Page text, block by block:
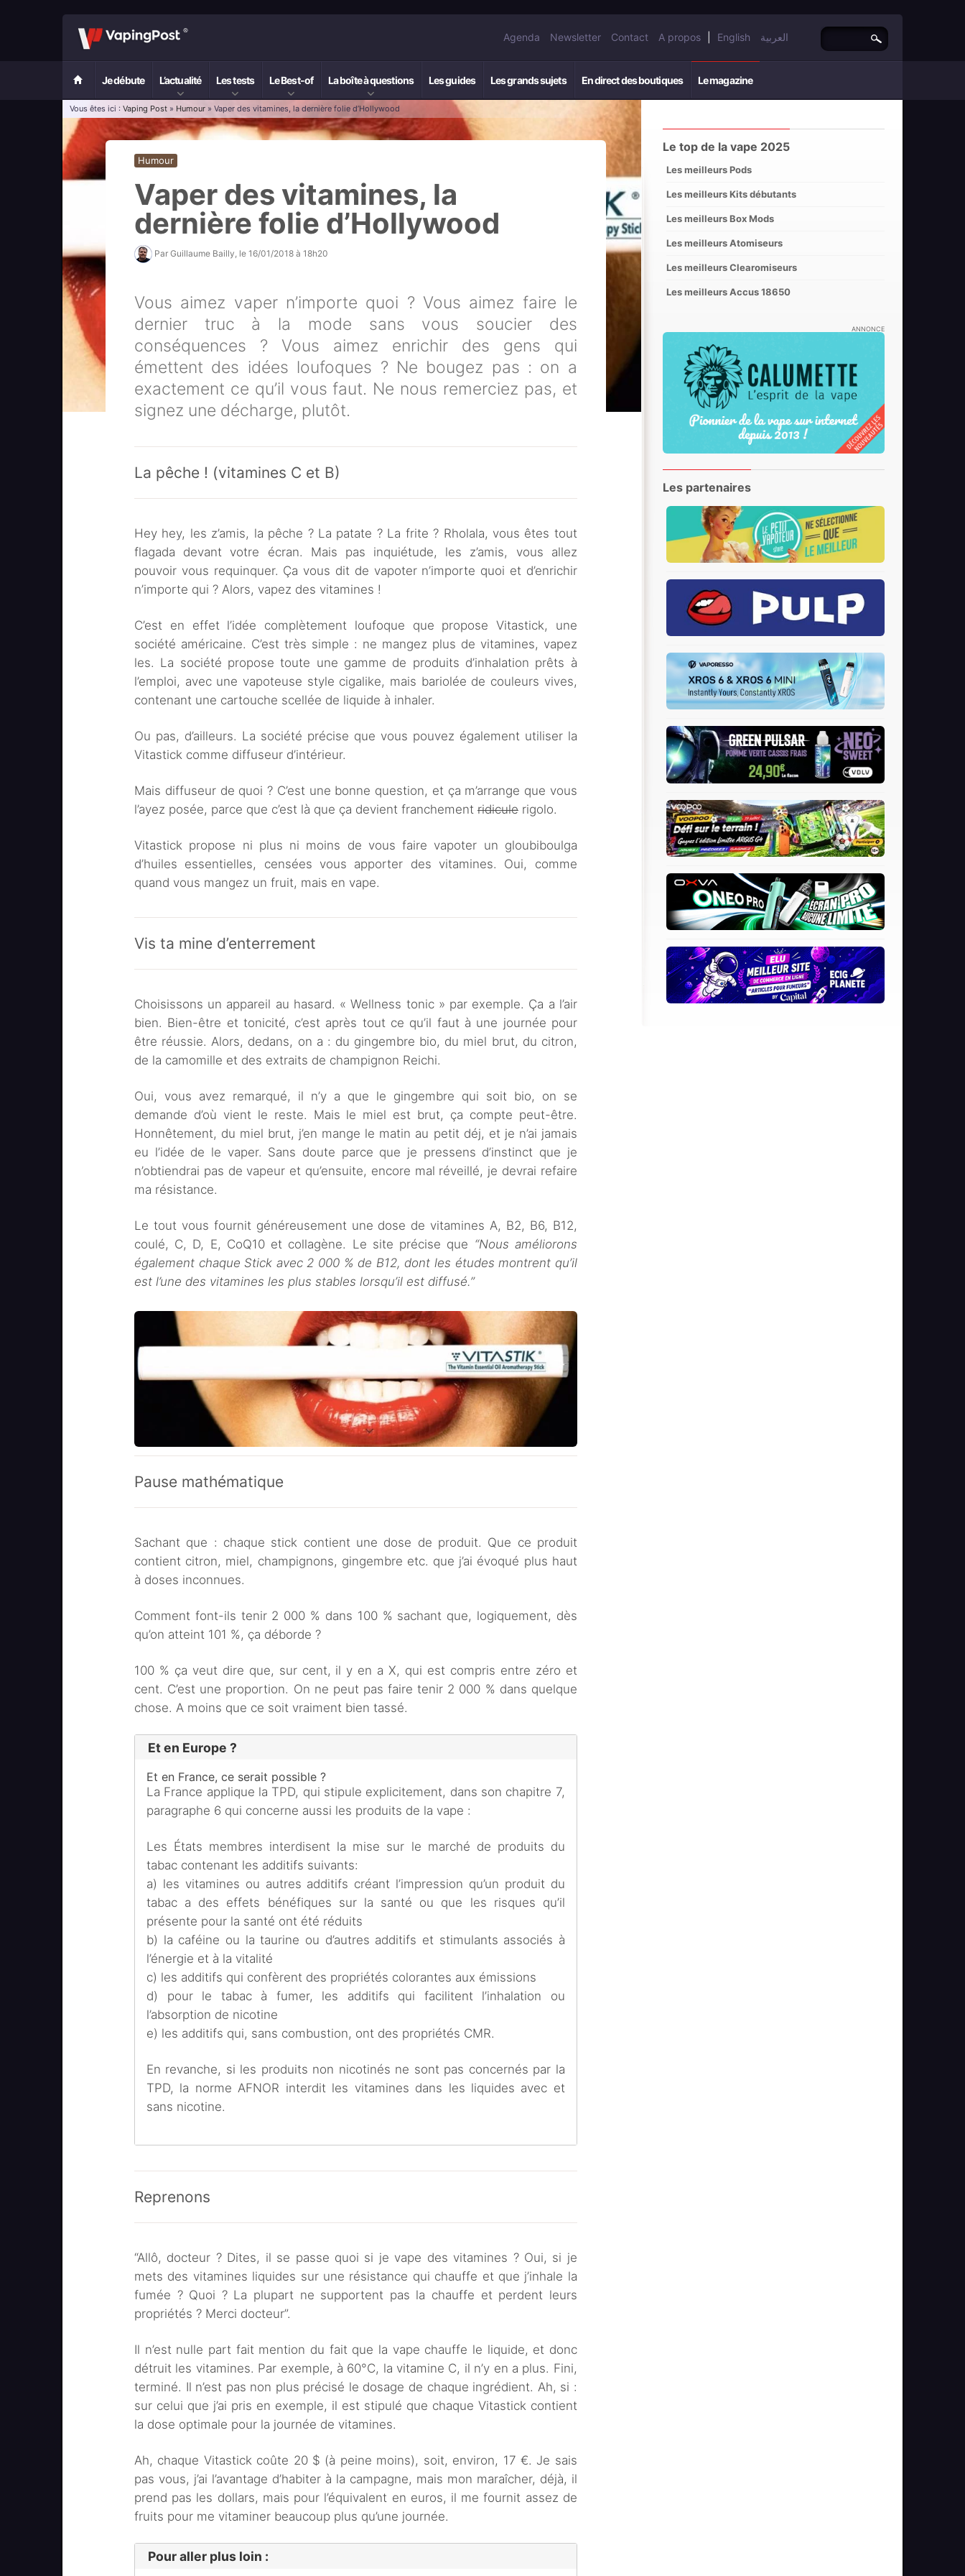
Agenda Newsletter Contact A propos English العربية
Je débute L’actualité Les tests Le Best-of La boîte à questions Les guides Les grands sujets En direct des boutiques Le magazine
Vous êtes ici : Vaping Post » Humour » Vaper des vitamines, la dernière folie d’Hollywood
Humour
Vaper des vitamines, la
dernière folie d’Hollywood
Par Guillaume Bailly , le 16/01/2018 à 18h20
Vous aimez vaper n’importe quoi ? Vous aimez faire le
dernier truc à la mode sans vous soucier des
conséquences ? Vous aimez enrichir des gens qui
émettent des idées loufoques ? Ne bougez pas : on a
exactement ce qu’il vous faut. Ne nous remerciez pas, et
signez une décharge, plutôt.
La pêche ! (vitamines C et B)
Hey hey, les z’amis, la pêche ? La patate ? La frite ? Rholala, vous êtes tout
flagada devant votre écran. Mais pas inquiétude, les z’amis, vous allez
pouvoir vous requinquer. Ça vous dit de vapoter n’importe quoi et d’enrichir
n’importe qui ? Alors, vapez des vitamines !
C’est en effet l’idée complètement loufoque que propose Vitastick, une
société américaine. C’est très simple : ne mangez plus de vitamines, vapez
les. La société propose toute une gamme de produits d’inhalation prêts à
l’emploi, avec une vapoteuse style cigalike, mais bariolée de couleurs vives,
contenant une cartouche scellée de liquide à inhaler.
Ou pas, d’ailleurs. La société précise que vous pouvez également utiliser la
Vitastick comme diffuseur d’intérieur.
Mais diffuseur de quoi ? C’est une bonne question, et ça m’arrange que vous
l’ayez posée, parce que c’est là que ça devient franchement ridicule rigolo.
Vitastick propose ni plus ni moins de vous faire vapoter un gloubiboulga
d’huiles essentielles, censées vous apporter des vitamines. Oui, comme
quand vous mangez un fruit, mais en vape.
Vis ta mine d’enterrement
Choisissons un appareil au hasard. « Wellness tonic » par exemple. Ça a l’air
bien. Bien-être et tonicité, c’est après tout ce qu’il faut à une journée pour
être réussie. Alors, dedans, on a : du gingembre bio, du miel brut, du citron,
de la camomille et des extraits de champignon Reichi.
Oui, vous avez remarqué, il n’y a que le gingembre qui soit bio, on se
demande d’où vient le reste. Mais le miel est brut, ça compte peut-être.
Honnêtement, du miel brut, j’en mange le matin au petit déj, et je n’ai jamais
eu l’idée de le vaper. Sans doute parce que je pressens d’instinct que je
n’obtiendrai pas de vapeur et qu’ensuite, encore mal réveillé, je devrai refaire
ma résistance.
Le tout vous fournit généreusement une dose de vitamines A, B2, B6, B12,
coulé, C, D, E, CoQ10 et collagène. Le site précise que “Nous améliorons
également chaque Stick avec 2 000 % de B12, dont les études montrent qu’il
est l’une des vitamines les plus stables lorsqu’il est diffusé.”
Pause mathématique
Sachant que : chaque stick contient une dose de produit. Que ce produit
contient citron, miel, champignons, gingembre etc. que j’ai évoqué plus haut
à doses inconnues.
Comment font-ils tenir 2 000 % dans 100 % sachant que, logiquement, dès
qu’on atteint 101 %, ça déborde ?
100 % ça veut dire que, sur cent, il y en a X, qui est compris entre zéro et
cent. C’est une proportion. On ne peut pas faire tenir 2 000 % dans quelque
chose. A moins que ce soit vraiment bien tassé.
Et en Europe ?
Et en France, ce serait possible ?
La France applique la TPD, qui stipule explicitement, dans son chapitre 7,
paragraphe 6 qui concerne aussi les produits de la vape :
Les États membres interdisent la mise sur le marché de produits du
tabac contenant les additifs suivants:
a) les vitamines ou autres additifs créant l’impression qu’un produit du
tabac a des effets bénéfiques sur la santé ou que les risques qu’il
présente pour la santé ont été réduits
b) la caféine ou la taurine ou d’autres additifs et stimulants associés à
l’énergie et à la vitalité
c) les additifs qui confèrent des propriétés colorantes aux émissions
d) pour le tabac à fumer, les additifs qui facilitent l’inhalation ou
l’absorption de nicotine
e) les additifs qui, sans combustion, ont des propriétés CMR.
En revanche, si les produits non nicotinés ne sont pas concernés par la
TPD, la norme AFNOR interdit les vitamines dans les liquides avec et
sans nicotine.
Reprenons
“Allô, docteur ? Dites, il se passe quoi si je vape des vitamines ? Oui, si je
mets des vitamines liquides sur une résistance qui chauffe et que j’inhale la
fumée ? Quoi ? La plupart ne supportent pas la chauffe et perdent leurs
propriétés ? Merci docteur”.
Il n’est nulle part fait mention du fait que la vape chauffe le liquide, et donc
détruit les vitamines. Par exemple, à 60°C, la vitamine C, il n’y en a plus. Fini,
terminé. Il n’est pas non plus précisé le dosage de chaque ingrédient. Ah, si :
sur celui que j’ai pris en exemple, il est stipulé que chaque Vitastick contient
la dose optimale pour la journée de vitamines.
Ah, chaque Vitastick coûte 20 $ (à peine moins), soit, environ, 17 €. Je sais
pas vous, j’ai l’avantage d’habiter à la campagne, mais mon maraîcher, déjà, il
prend pas les dollars, mais pour l’équivalent en euros, il me fournit assez de
fruits pour me vitaminer beaucoup plus qu’une journée.
Pour aller plus loin :
Le top de la vape 2025
Les meilleurs Pods
Les meilleurs Kits débutants
Les meilleurs Box Mods
Les meilleurs Atomiseurs
Les meilleurs Clearomiseurs
Les meilleurs Accus 18650
ANNONCE
Les partenaires